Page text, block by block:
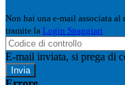
Non hai una e-mail associata al
tramite la Login Spaggiari
E-mail inviata, si prega di